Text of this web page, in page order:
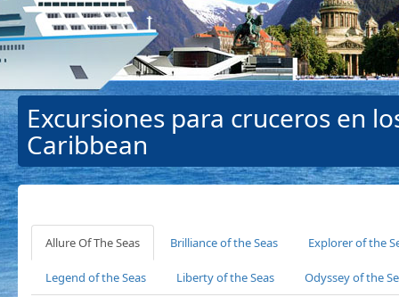
Excursiones para cruceros en
Caribbean
Allure Of The Seas Brilliance of the Seas Explorer of the
Legend of the Seas Liberty of the Seas Odyssey of the